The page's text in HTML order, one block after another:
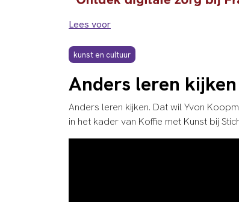
Lees voor
kunst en cultuur
Anders leren
Anders leren kijken. Dat wil Yvon
in het kader van Koffie met Kunst bij